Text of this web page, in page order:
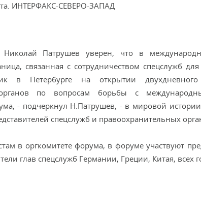
ИНТЕРФАКС-СЕВЕРО-ЗАПАД
Патрушев уверен, что в
связанная с сотрудничеством спецслужб
в Петербурге на открытии
органов по вопросам борьбы с
- подчеркнул Н.Патрушев, - в мировой
спецслужб и правоохранительных
в оргкомитете форума, в форуме участвуют
глав спецслужб Германии, Греции, Китая, всех